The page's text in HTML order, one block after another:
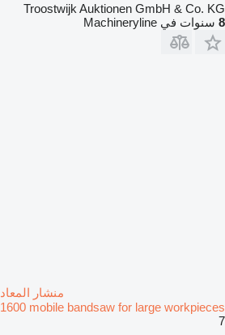
Troostwijk Auktionen GmbH & Co. KG
8 سنوات في Machineryline
1600 mobile bandsaw for large workpieces
7